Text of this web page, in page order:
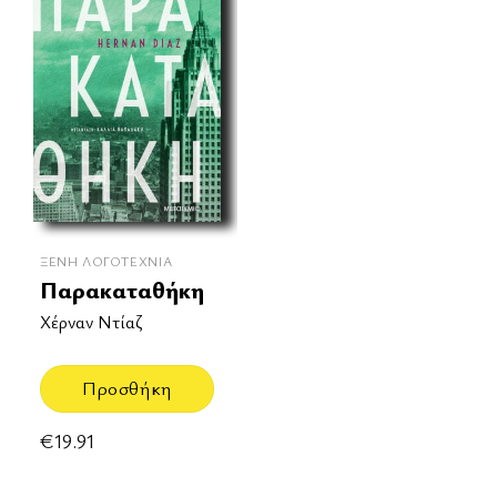
ΞΈΝΗ ΛΟΓΟΤΕΧΝΊΑ
Παρακαταθήκη
Χέρναν Ντίαζ
Προσθήκη
€19.91